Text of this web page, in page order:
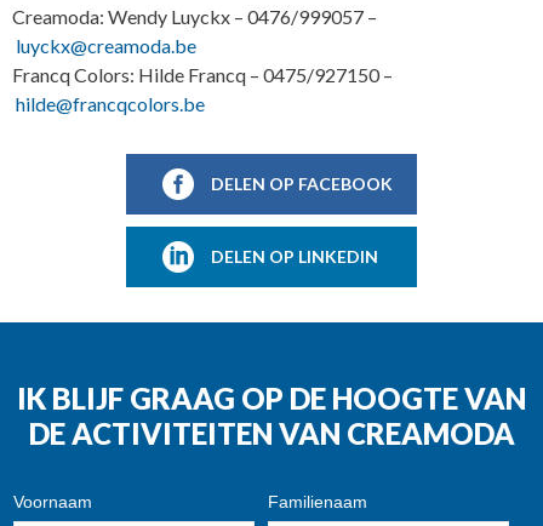
Creamoda: Wendy Luyckx – 0476/999057 –
luyckx@creamoda.be
Francq Colors: Hilde Francq – 0475/927150 –
hilde@francqcolors.be
DELEN OP FACEBOOK
DELEN OP LINKEDIN
IK BLIJF GRAAG OP DE HOOGTE VAN
DE ACTIVITEITEN VAN CREAMODA
Voornaam Familienaam